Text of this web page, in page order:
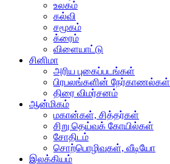
உலகம்
கல்வி
சமூகம்
க்ரைம்
விளையாட்டு
சினிமா
அரிய புகைப்படங்கள்
பிரபலங்களின் நேர்காணல்கள்
திரை விமர்சனம்
ஆன்மிகம்
மகான்கள், சித்தர்கள்
சிறு தெய்வக் கோயில்கள்
சோதிடம்
சொற்பொழிவுகள், வீடியோ
இலக்கியம்